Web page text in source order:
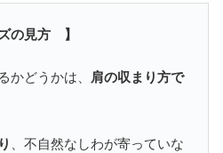
の見方 】
どうかは、
肩の収まり方で
、不自然なしわが寄っていな